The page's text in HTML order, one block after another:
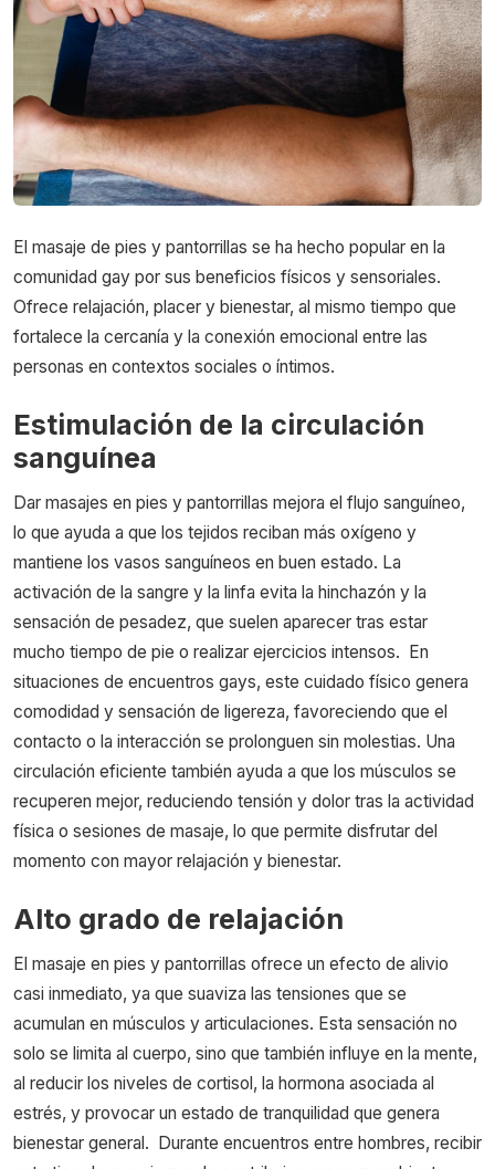
El masaje de pies y pantorrillas se ha hecho popular en la
comunidad gay por sus beneficios físicos y sensoriales.
Ofrece relajación, placer y bienestar, al mismo tiempo que
fortalece la cercanía y la conexión emocional entre las
personas en contextos sociales o íntimos.
Estimulación de la circulación
sanguínea
Dar masajes en pies y pantorrillas mejora el flujo sanguíneo,
lo que ayuda a que los tejidos reciban más oxígeno y
mantiene los vasos sanguíneos en buen estado. La
activación de la sangre y la linfa evita la hinchazón y la
sensación de pesadez, que suelen aparecer tras estar
mucho tiempo de pie o realizar ejercicios intensos.
En
situaciones de encuentros gays, este cuidado físico genera
comodidad y sensación de ligereza, favoreciendo que el
contacto o la interacción se prolonguen sin molestias. Una
circulación eficiente también ayuda a que los músculos se
recuperen mejor, reduciendo tensión y dolor tras la actividad
física o sesiones de masaje, lo que permite disfrutar del
momento con mayor relajación y bienestar.
Alto grado de relajación
El masaje en pies y pantorrillas ofrece un efecto de alivio
casi inmediato, ya que suaviza las tensiones que se
acumulan en músculos y articulaciones. Esta sensación no
solo se limita al cuerpo, sino que también influye en la mente,
al reducir los niveles de cortisol, la hormona asociada al
estrés, y provocar un estado de tranquilidad que genera
bienestar general.
Durante encuentros entre hombres, recibir